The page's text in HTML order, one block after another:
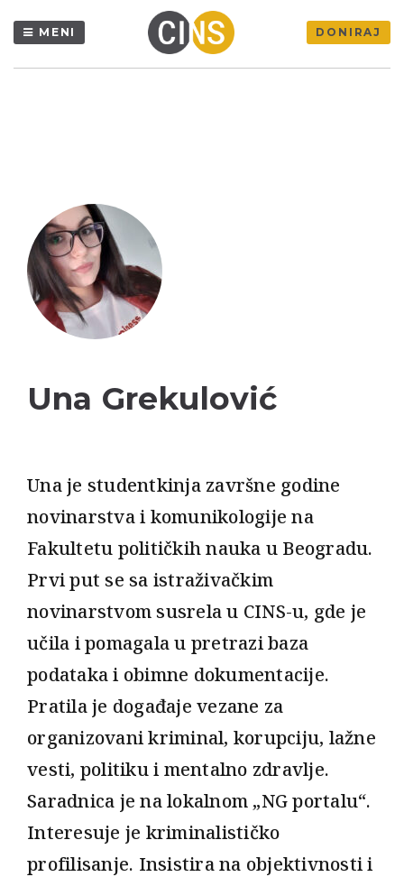
MENI DONIRAJ
Una Grekulović
Una je studentkinja završne godine
novinarstva i komunikologije na
Fakultetu političkih nauka u Beogradu.
Prvi put se sa istraživačkim
novinarstvom susrela u CINS-u, gde je
učila i pomagala u pretrazi baza
podataka i obimne dokumentacije.
Pratila je događaje vezane za
organizovani kriminal, korupciju, lažne
vesti, politiku i mentalno zdravlje.
Saradnica je na lokalnom „NG portalu“.
Interesuje je kriminalističko
profilisanje. Insistira na objektivnosti i